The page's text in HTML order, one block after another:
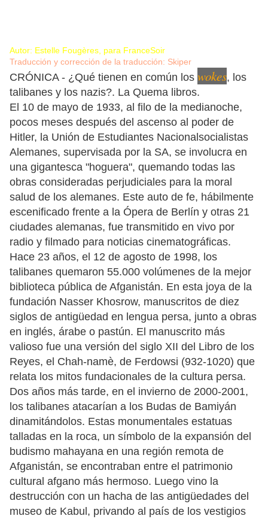
Autor: Estelle Fougères, para FranceSoir
Traducción y corrección de la traducción: Skiper
CRÓNICA - ¿Qué tienen en común los wokes, los
talibanes y los nazis?. La Quema libros.
El 10 de mayo de 1933, al filo de la medianoche,
pocos meses después del ascenso al poder de
Hitler, la Unión de Estudiantes Nacionalsocialistas
Alemanes, supervisada por la SA, se involucra en
una gigantesca "hoguera", quemando todas las
obras consideradas perjudiciales para la moral
salud de los alemanes. Este auto de fe, hábilmente
escenificado frente a la Ópera de Berlín y otras 21
ciudades alemanas, fue transmitido en vivo por
radio y filmado para noticias cinematográficas.
Hace 23 años, el 12 de agosto de 1998, los
talibanes quemaron 55.000 volúmenes de la mejor
biblioteca pública de Afganistán. En esta joya de la
fundación Nasser Khosrow, manuscritos de diez
siglos de antigüedad en lengua persa, junto a obras
en inglés, árabe o pastún. El manuscrito más
valioso fue una versión del siglo XII del Libro de los
Reyes, el Chah-namè, de Ferdowsi (932-1020) que
relata los mitos fundacionales de la cultura persa.
Dos años más tarde, en el invierno de 2000-2001,
los talibanes atacarían a los Budas de Bamiyán
dinamitándolos. Estas monumentales estatuas
talladas en la roca, un símbolo de la expansión del
budismo mahayana en una región remota de
Afganistán, se encontraban entre el patrimonio
cultural afgano más hermoso. Luego vino la
destrucción con un hacha de las antigüedades del
museo de Kabul, privando al país de los vestigios